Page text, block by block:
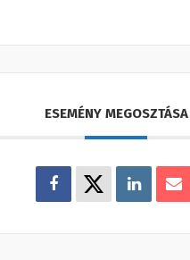
ESEMÉNY MEGOSZTÁSA